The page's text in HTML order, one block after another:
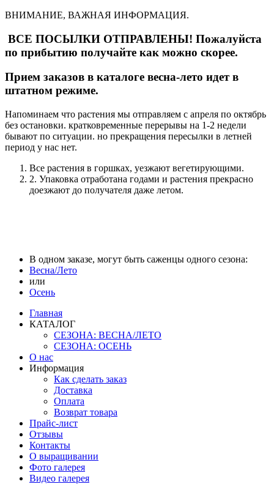
ВНИМАНИЕ, ВАЖНАЯ ИНФОРМАЦИЯ.
ВСЕ ПОСЫЛКИ ОТПРАВЛЕНЫ! Пожалуйста
по прибытию получайте как можно скорее.
Прием заказов в каталоге весна-лето идет в
штатном режиме.
Напоминаем что растения мы отправляем с апреля по октябрь
без остановки. кратковременные перерывы на 1-2 недели
бывают по ситуации. но прекращения пересылки в летней
период у нас нет.
Все растения в горшках, уезжают вегетирующими.
2. Упаковка отработана годами и растения прекрасно
доезжают до получателя даже летом.
В одном заказе, могут быть саженцы одного сезона:
Весна/Лето
или
Осень
Главная
КАТАЛОГ
СЕЗОНА: ВЕСНА/ЛЕТО
СЕЗОНА: ОСЕНЬ
О нас
Информация
Как сделать заказ
Доставка
Оплата
Возврат товара
Прайс-лист
Отзывы
Контакты
О выращивании
Фото галерея
Видео галерея